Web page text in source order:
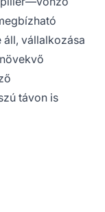
vállalkozása
távon is